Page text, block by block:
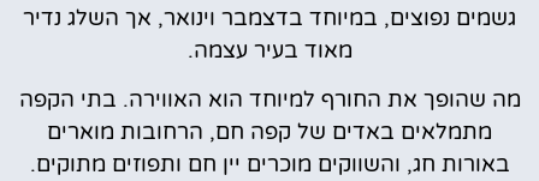
גשמים נפוצים, במיוחד בדצמבר וינואר, אך השלג נדיר
מאוד בעיר עצמה.
מה שהופך את החורף למיוחד הוא האווירה. בתי הקפה
מתמלאים באדים של קפה חם, הרחובות מוארים
באורות חג, והשווקים מוכרים יין חם ותפוזים מתוקים.